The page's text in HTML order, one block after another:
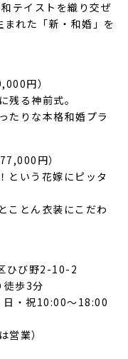
テイストを織り交ぜ
れた「新・和婚」を
円）
残る神前式。
たりな本格和婚プラ
円）
という花嫁にピッタ
ことん衣装にこだわ
び野2-10-2
徒歩3分
・祝10:00～18:00
業）